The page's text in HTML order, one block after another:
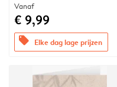
Vanaf
€ 9,99
offers Elke dag lage prijzen